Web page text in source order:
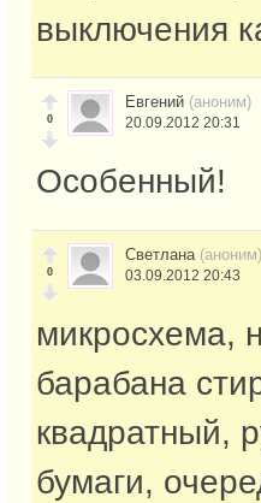
выключения
0
Евгений (аноним)
20.09.2012 20:31
Особенный!
0
Светлана (аноним)
03.09.2012 20:43
микросхема,
барабана
квадратный,
бумаги,